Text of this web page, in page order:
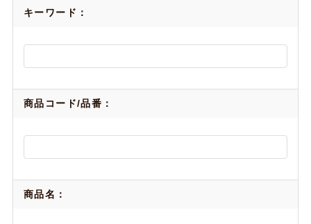
キーワード：
商品コード/品番：
商品名：